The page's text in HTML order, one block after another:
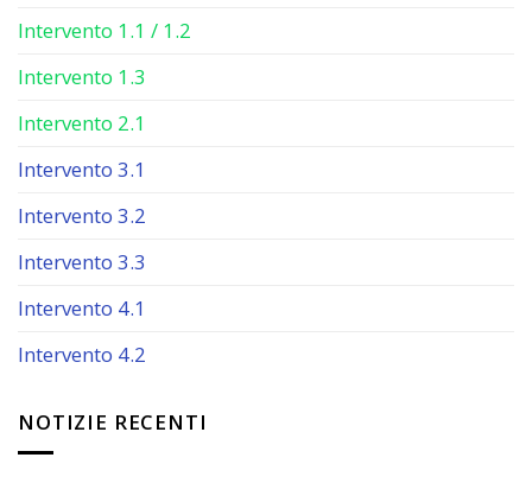
Intervento 1.1 / 1.2
Intervento 1.3
Intervento 2.1
Intervento 3.1
Intervento 3.2
Intervento 3.3
Intervento 4.1
Intervento 4.2
NOTIZIE RECENTI